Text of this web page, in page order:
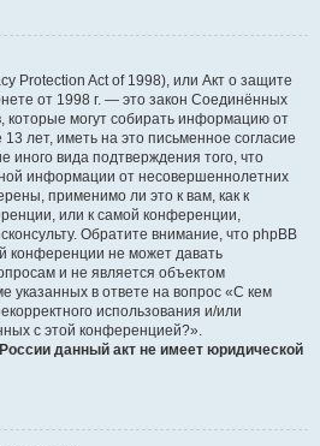
Protection Act of 1998), или Акт о защите
от 1998 г. — это закон Соединённых
которые могут собирать информацию от
лет, иметь на это письменное согласие
иного вида подтверждения того, что
информации от несовершеннолетних
применимо ли это к вам, как к
или к самой конференции,
Обратите внимание, что phpBB
конференции не может давать
и не является объектом
указанных в ответе на вопрос «С кем
использования и/или
с этой конференцией?».
данный акт не имеет юридической